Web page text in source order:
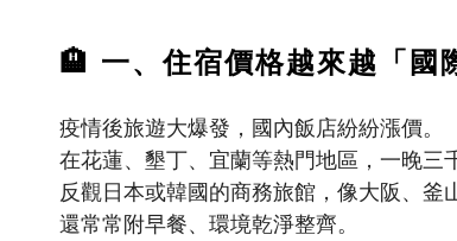
🏨 一、住宿價格越來越「國
疫情後旅遊大爆發，國內飯店紛紛漲價。
在花蓮、墾丁、宜蘭等熱門地區，一晚三
反觀日本或韓國的商務旅館，像大阪、釜
還常常附早餐、環境乾淨整齊。